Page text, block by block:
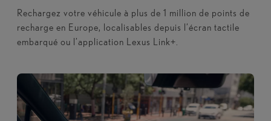
Rechargez votre véhicule à plus de 1 million de points de
recharge en Europe, localisables depuis l’écran tactile
embarqué ou l’application Lexus Link+.